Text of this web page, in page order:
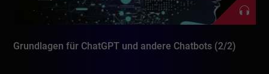
Grundlagen für ChatGPT und andere Chatbots (2/2)